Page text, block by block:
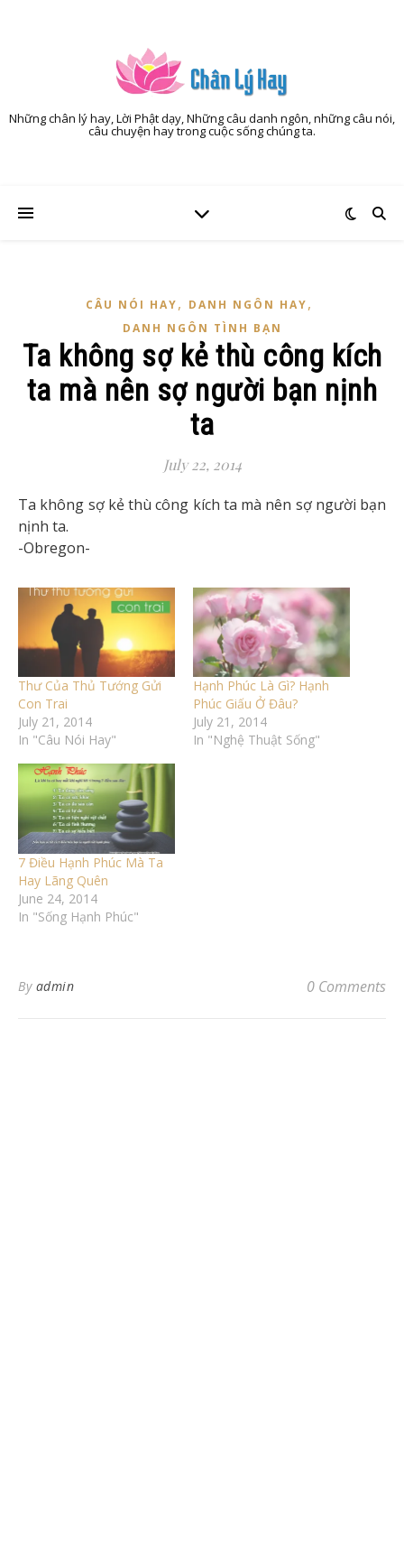
Những chân lý hay, Lời Phật dạy, Những câu danh ngôn, những câu nói,
câu chuyện hay trong cuộc sống chúng ta.
CÂU NÓI HAY, DANH NGÔN HAY,
DANH NGÔN TÌNH BẠN
Ta không sợ kẻ thù công kích
ta mà nên sợ người bạn nịnh
ta
July 22, 2014
Ta không sợ kẻ thù công kích ta mà nên sợ người bạn
nịnh ta.
-Obregon-
Thư Của Thủ Tướng Gửi
Con Trai
July 21, 2014
In "Câu Nói Hay"
Hạnh Phúc Là Gì? Hạnh
Phúc Giấu Ở Đâu?
July 21, 2014
In "Nghệ Thuật Sống"
7 Điều Hạnh Phúc Mà Ta
Hay Lãng Quên
June 24, 2014
In "Sống Hạnh Phúc"
By admin 0 Comments